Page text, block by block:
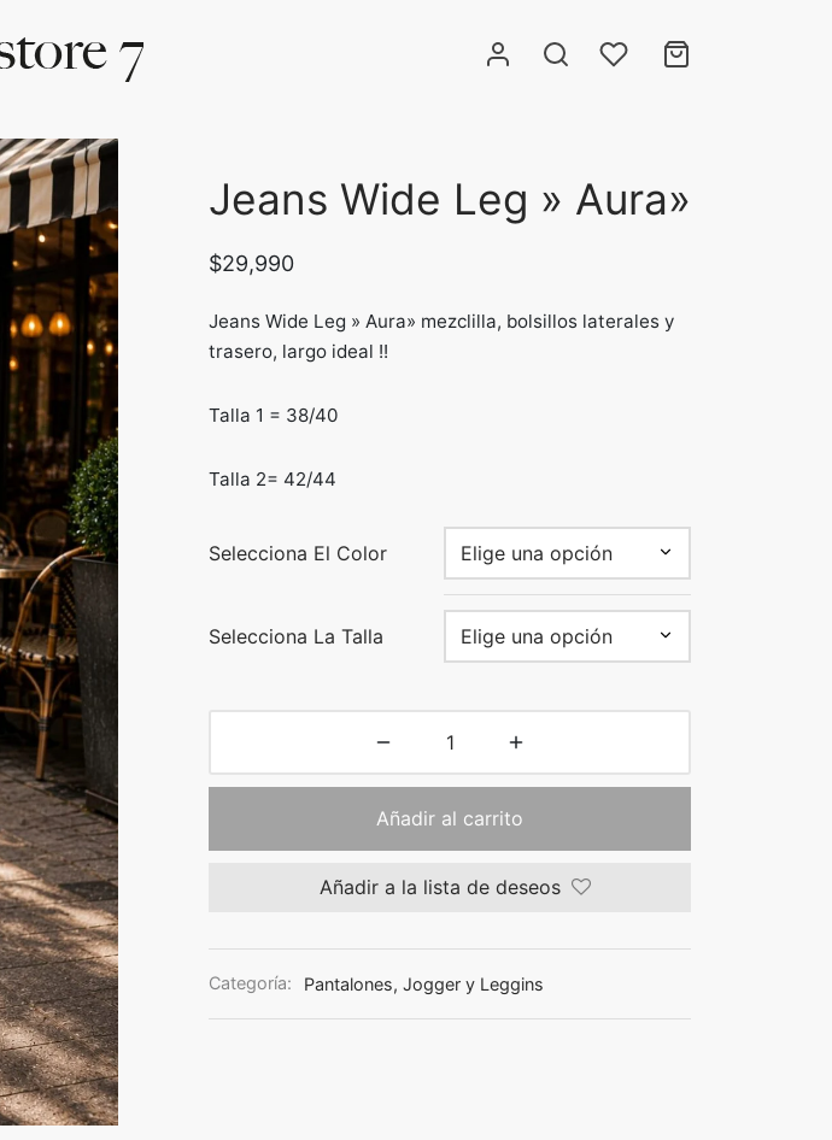
Jeans Wide Leg » Aura»
$29,990
Jeans Wide Leg » Aura» mezclilla, bolsillos laterales y
trasero, largo ideal !!
Talla 1 = 38/40
Talla 2= 42/44
Selecciona El Color
Selecciona La Talla
Añadir al carrito
Añadir a la lista de deseos
Categoría: Pantalones, Jogger y Leggins